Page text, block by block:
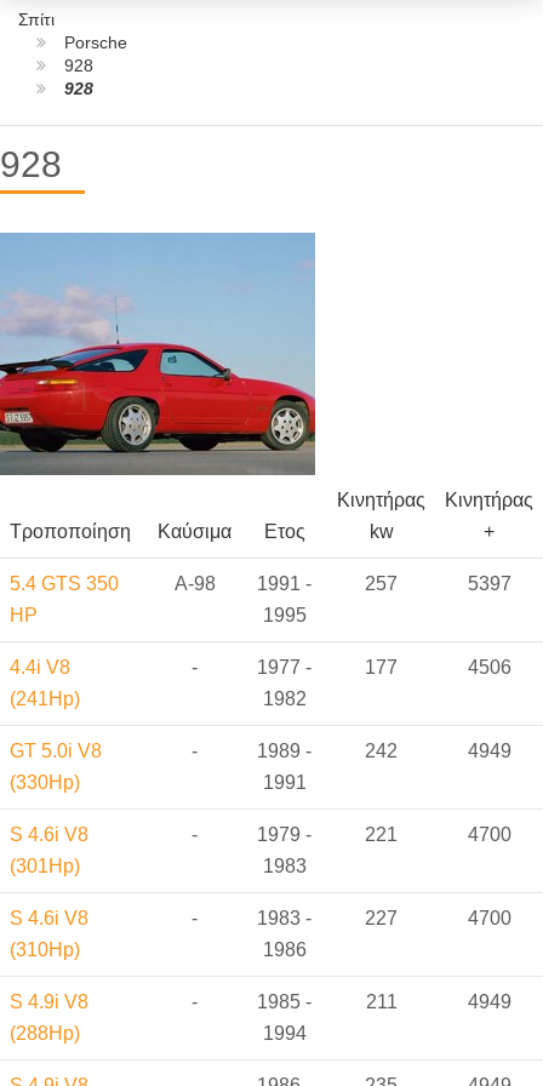
Σπίτι
Porsche
928
928
928
Τροποποίηση Καύσιμα Ετος
Κινητήρας
kw
Κινητήρας
+
5.4 GTS 350
HP
A-98
1991 -
1995
257 5397
4.4i V8
(241Hp)
-
1977 -
1982
177 4506
GT 5.0i V8
(330Hp)
-
1989 -
1991
242 4949
S 4.6i V8
(301Hp)
-
1979 -
1983
221 4700
S 4.6i V8
(310Hp)
-
1983 -
1986
227 4700
S 4.9i V8
(288Hp)
-
1985 -
1994
211 4949